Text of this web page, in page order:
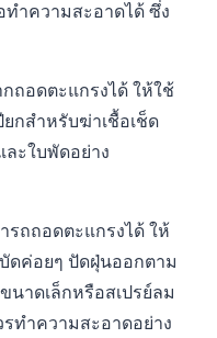
ำความสะอาดได้ ซึ่ง
ถอดตะแกรงได้ ให้ใช้
กสำหรับฆ่าเชื้อเช็ด
ะใบพัดอย่าง
รถถอดตะแกรงได้ ให้
ดค่อยๆ ปัดฝุ่นออกตาม
าดเล็กหรือสเปรย์ลม
ทำความสะอาดอย่าง